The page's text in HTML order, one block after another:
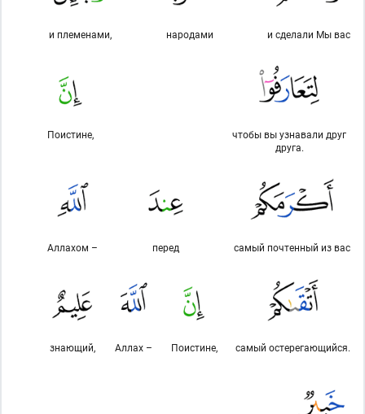
и сделали Мы вас
народами
и племенами,
чтобы вы узнавали друг
друга.
Поистине,
самый почтенный из вас
перед
Аллахом –
самый остерегающийся.
Поистине,
Аллах –
знающий,